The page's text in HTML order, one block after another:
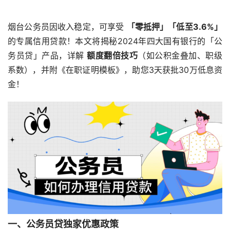
烟台公务员因收入稳定，可享受
「零抵押」「低至3.6%」
的专属信用贷款！本文将揭秘2024年四大国有银行的「公
务员贷」产品，详解 额度翻倍技巧 （如公积金叠加、职级
系数），并附《在职证明模板》，助您3天获批30万低息资
金！
一、公务员贷独家优惠政策